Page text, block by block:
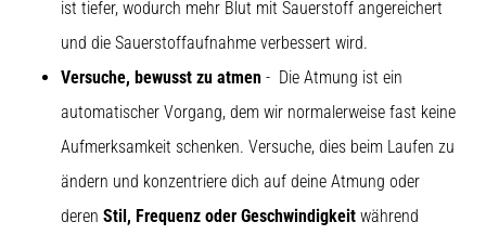
ist tiefer, wodurch mehr Blut mit Sauerstoff angereichert
und die Sauerstoffaufnahme verbessert wird.
Versuche, bewusst zu atmen - Die Atmung ist ein
automatischer Vorgang, dem wir normalerweise fast keine
Aufmerksamkeit schenken. Versuche, dies beim Laufen zu
ändern und konzentriere dich auf deine Atmung oder
deren Stil, Frequenz oder Geschwindigkeit während